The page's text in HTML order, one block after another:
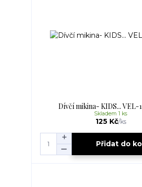
Dívčí mikina- KIDS... VEL-
125 Kč/ks
Skladem 1 ks
Přidat do